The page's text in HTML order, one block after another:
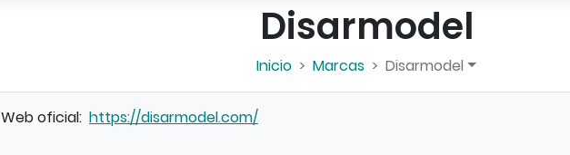
Inicio Marcas Disarmodel
Disarmodel
Web oficial: https://disarmodel.com/